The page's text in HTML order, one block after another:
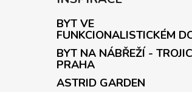
BYT VE
FUNKCIONALISTICKÉM
BYT NA NÁBŘEŽÍ -
PRAHA
ASTRID GARDEN